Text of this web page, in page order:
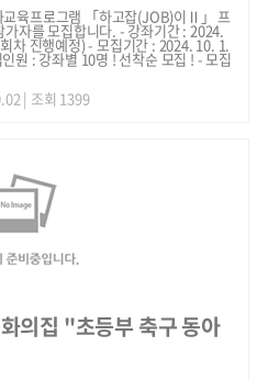
교육프로그램 「하고잡(JOB)이Ⅱ」 프
자를 모집합니다. - 강좌기간 : 2024.
차 진행예정) - 모집기간 : 2024. 10. 1.
원 : 강좌별 10명 ! 선착순 모집 ! - 모집
| 조회 1399
의집 "초등부 축구 동아